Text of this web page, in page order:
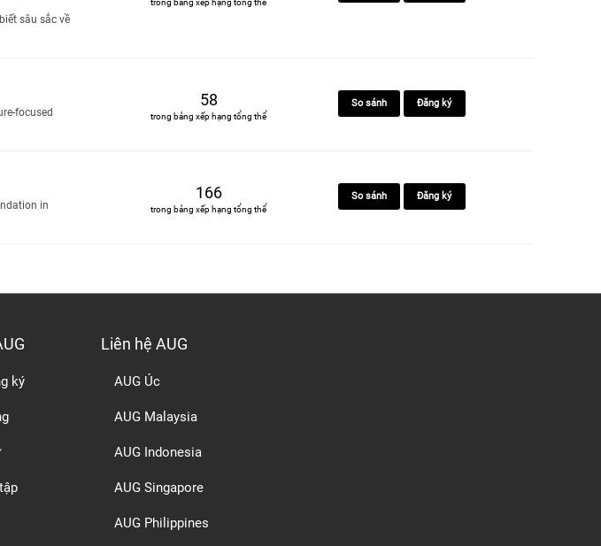
sâu sắc về
focused
58
trong bảng xếp hạng tổng thể
So sánh Đăng ký
in
166
trong bảng xếp hạng tổng thể
So sánh Đăng ký
ký
Liên hệ AUG
AUG Úc
AUG Malaysia
AUG Indonesia
AUG Singapore
AUG Philippines